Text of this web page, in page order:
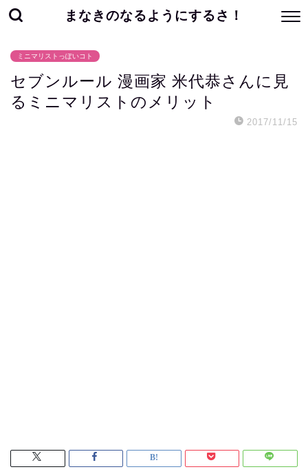
まなきのなるようにするさ！
ミニマリストっぽいコト
セブンルール 漫画家 米代恭さんに見
るミニマリストのメリット
2017/11/15